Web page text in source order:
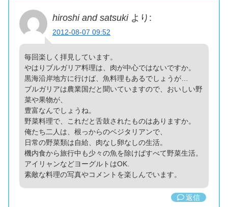
hiroshi and satsuki より:
2012-08-07 09:52
毎回楽しく拝見しています。
やはりブルガリア料理は、肉が中心ではないですか。
黒海沿岸地方に行けば、魚料理もあるでしょうが…
ブルガリアは農業国だと聞いていますので、おいしい野
菜や果物が、
豊富なんでしょうね。
野菜料理で、これだと舌鼓されたものはありますか。
俺たち二人は、根っからのベジタリアンで、
日常の野菜類は自給、肉なし卵なしの生活。
機内食から旅行中も少々の魚を除けばすべて野菜生活。
アイリャンなどヨーグルトはOK.
素敵な料理の写真やコメントを楽しんでいます。
返信